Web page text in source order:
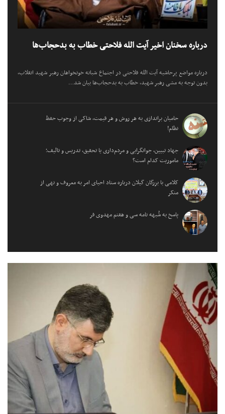
درباره سخنان اخیر آیت الله فلاحتی خطاب به بدحجاب‌ها
درباره مواضع پرحاشیه آیت الله فلاحتی در اجتماع شبانه خونخواهان رهبر شهید انقلاب،
بدون توجه به مشی رهبر شهید، خطاب به بدحجاب‌ها بیان شد…
حامیان براندازی به هر روش و هر قیمت، شاکی از وجوب حفظ
نظام!
جهاد تبیین، جوانگرایی و مردم‌داری یا تحقیق، تدریس و تالیف؛
ماموریت کدام است؟
کلامی با بزرگان گیلان درباره ستاد احیای امر به معروف و نهی از
منکر
پاسخ به شُبهه نامه سی و هفتم مهدوی فر